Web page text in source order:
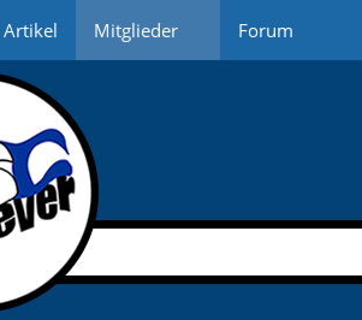
Artikel Mitglieder Forum